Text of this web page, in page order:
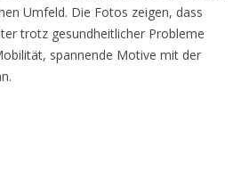
Umfeld. Die Fotos zeigen, dass
trotz gesundheitlicher Probleme
spannende Motive mit der